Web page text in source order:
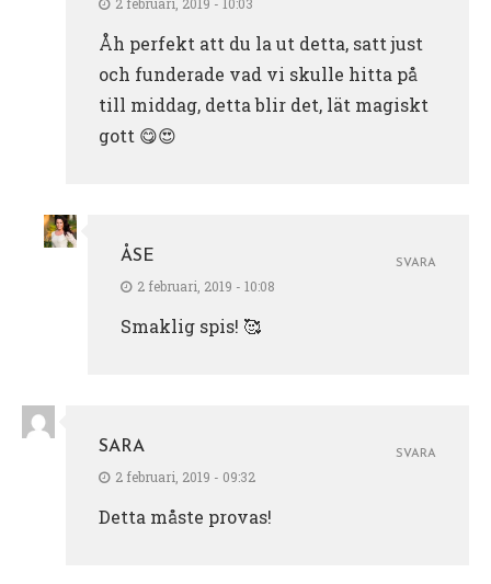
Åh perfekt att du la ut detta, satt just
och funderade vad vi skulle hitta på
till middag, detta blir det, lät magiskt
gott 😋😍
ÅSE
2 februari, 2019 - 10:08
Smaklig spis! 🥰
SVARA
SARA
2 februari, 2019 - 09:32
Detta måste provas!
SVARA